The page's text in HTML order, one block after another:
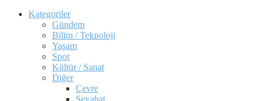
Kategoriler
Gündem
Bilim / Teknoloji
Yaşam
Spor
Kültür / Sanat
Diğer
Çevre